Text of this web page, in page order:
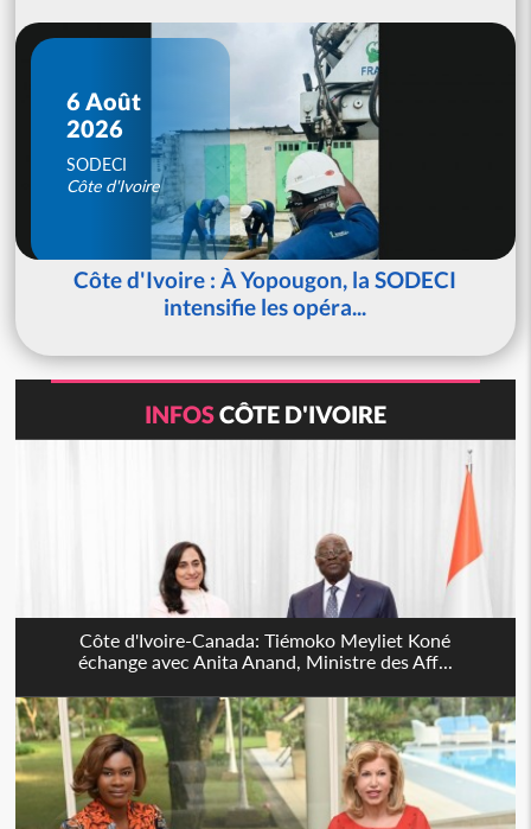
6 Août
2026
SODECI
Côte d'Ivoire
Côte d'Ivoire : À Yopougon, la SODECI
intensifie les opéra...
INFOSCÔTE D'IVOIRE
Côte d'Ivoire-Canada: Tiémoko Meyliet Koné
échange avec Anita Anand, Ministre des Aff...